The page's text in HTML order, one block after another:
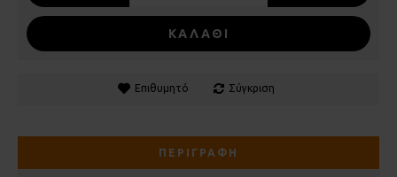
ΚΑΛΆΘΙ
Επιθυμητό Σύγκριση
ΠΕΡΙΓΡΑΦΉ